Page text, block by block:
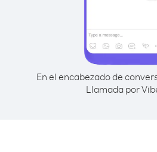
En el encabezado de
Llamada por